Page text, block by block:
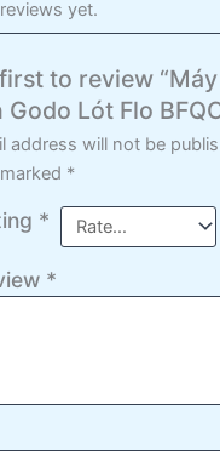
yet.
to review
Godo Lót Flo
address will not be
*
*
*